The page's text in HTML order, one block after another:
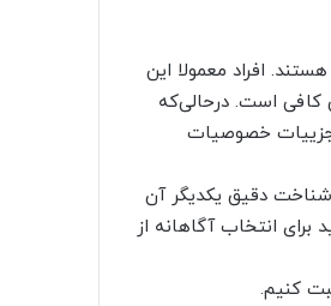
افراد معمولا این
کافی است. درحالی‌که
جزییات خصوصیات
شناخت دقیق یکدیگر آن
برای انتخاب آگاهانه از
کنیم.